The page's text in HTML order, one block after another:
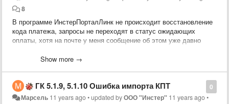
8
В программе ИнстерПорталЛинк не происходит восстановление
кода платежа, запросы не переходят в статус ожидающих
оплаты, хотя на почте у меня сообщение об этом уже давно
Show more →
0
ГК 5.1.9, 5.1.10 Ошибка импорта КПТ
Марсель 11 years ago•updated byООО "Инстер" 11 years ago•